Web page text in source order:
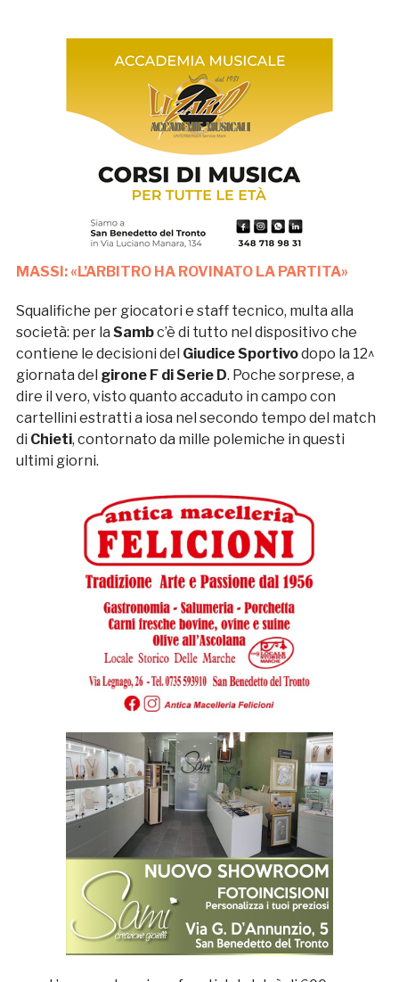
MASSI: «L’ARBITRO HA ROVINATO LA PARTITA»
Squalifiche per giocatori e staff tecnico, multa alla
società: per la Sambc’è di tutto nel dispositivo che
contiene le decisioni del Giudice Sportivodopo la 12^
giornata del girone F di Serie D. Poche sorprese, a
dire il vero, visto quanto accaduto in campo con
cartellini estratti a iosa nel secondo tempo del match
di Chieti, contornato da mille polemiche in questi
ultimi giorni.